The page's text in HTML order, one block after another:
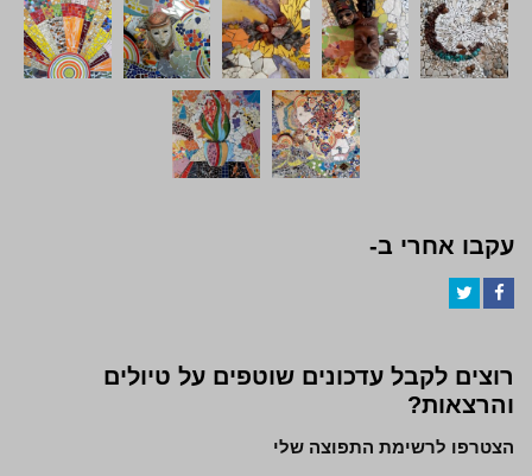
עקבו אחרי ב-
רוצים לקבל עדכונים שוטפים על טיולים
והרצאות?
הצטרפו לרשימת התפוצה שלי